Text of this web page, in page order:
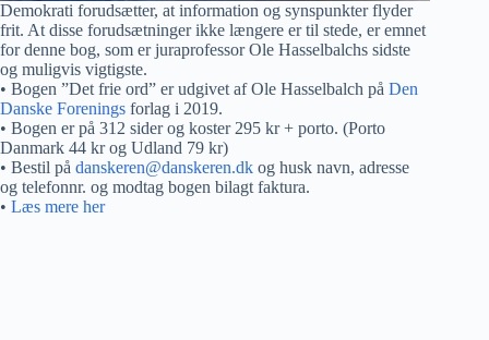
Demokrati forudsætter, at information og synspunkter flyder
frit. At disse forudsætninger ikke længere er til stede, er emnet
for denne bog, som er juraprofessor Ole Hasselbalchs sidste
og muligvis vigtigste.
• Bogen ”Det frie ord” er udgivet af Ole Hasselbalch på Den
Danske Forenings forlag i 2019.
• Bogen er på 312 sider og koster 295 kr + porto. (Porto
Danmark 44 kr og Udland 79 kr)
• Bestil på danskeren@danskeren.dk og husk navn, adresse
og telefonnr. og modtag bogen bilagt faktura.
• Læs mere her